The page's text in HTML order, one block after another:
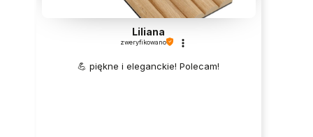
Liliana
zweryfikowano
💪 piękne i eleganckie! Polecam!